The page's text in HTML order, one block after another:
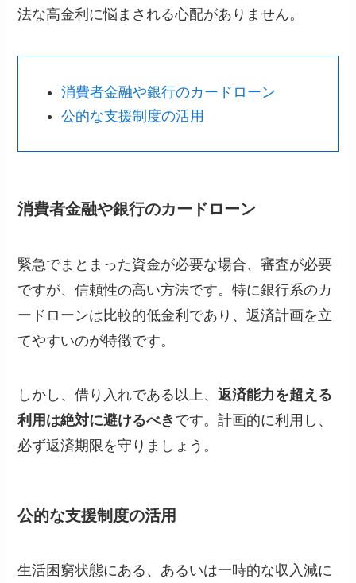
法な高金利に悩まされる心配がありません。
消費者金融や銀行のカードローン
公的な支援制度の活用
消費者金融や銀行のカードローン
緊急でまとまった資金が必要な場合、審査が必要
ですが、信頼性の高い方法です。特に銀行系のカ
ードローンは比較的低金利であり、返済計画を立
てやすいのが特徴です。
しかし、借り入れである以上、返済能力を超える
利用は絶対に避けるべき です。計画的に利用し、
必ず返済期限を守りましょう。
公的な支援制度の活用
生活困窮状態にある、あるいは一時的な収入減に